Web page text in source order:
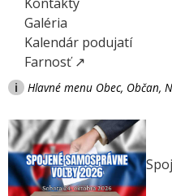
Galéria
Kalendár podujatí
Farnosť ↗
i Hlavné menu Obec, Občan,